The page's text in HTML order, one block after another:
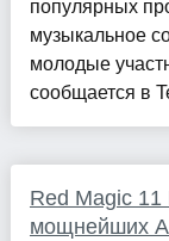
популярных
музыкальное
молодые
сообщается в
Red Magic 11
мощнейших